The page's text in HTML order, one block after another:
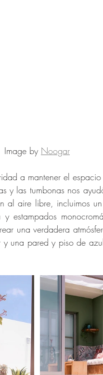
Image by Noogar
a mantener el
y las tumbonas nos
al aire libre, incluimos
estampados
una verdadera
una pared y piso de